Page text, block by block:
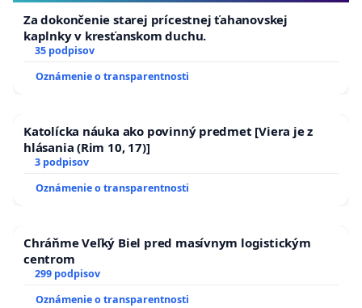
Za dokončenie starej prícestnej ťahanovskej
kaplnky v kresťanskom duchu.
35 podpisov
Oznámenie o transparentnosti
Katolícka náuka ako povinný predmet [Viera je z
hlásania (Rim 10, 17)]
3 podpisov
Oznámenie o transparentnosti
Chráňme Veľký Biel pred masívnym logistickým
centrom
299 podpisov
Oznámenie o transparentnosti